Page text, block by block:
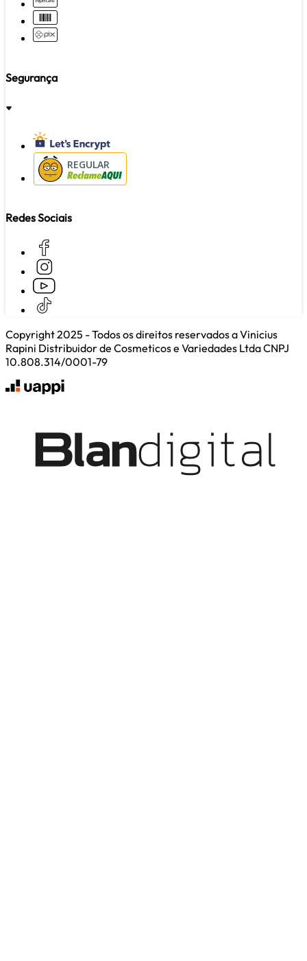
Segurança
REGULAR
Redes Sociais
Copyright 2025 - Todos os direitos reservados a Vinicius
Rapini Distribuidor de Cosmeticos e Variedades Ltda CNPJ
10.808.314/0001-79